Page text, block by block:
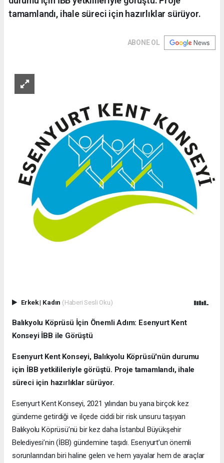
tamamlandı, ihale süreci için hazırlıklar sürüyor.
ABONE OL
Erkek| Kadın (Haberi Sesli Oku)
Balıkyolu Köprüsü İçin Önemli Adım: Esenyurt Kent
Konseyi İBB ile Görüştü
Esenyurt Kent Konseyi, Balıkyolu Köprüsü'nün durumu
için İBB yetkilileriyle görüştü. Proje tamamlandı, ihale
süreci için hazırlıklar sürüyor.
Esenyurt Kent Konseyi, 2021 yılından bu yana birçok kez
gündeme getirdiği ve ilçede ciddi bir risk unsuru taşıyan
Balıkyolu Köprüsü’nü bir kez daha İstanbul Büyükşehir
Belediyesi’nin (İBB) gündemine taşıdı. Esenyurt’un önemli
sorunlarından biri haline gelen ve hem yayalar hem de araçlar